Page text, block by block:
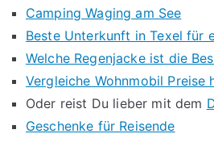
Camping Waging am See
Beste Unterkunft in Texel für
Welche Regenjacke ist die
Vergleiche Wohnmobil Preise
Oder reist Du lieber mit dem
Geschenke für Reisende